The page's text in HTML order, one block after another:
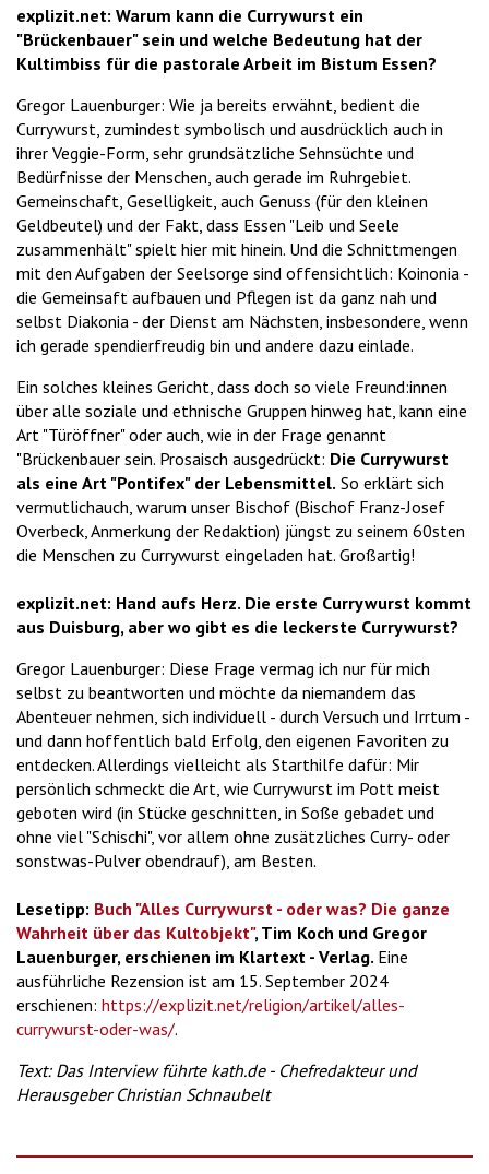
explizit.net: Warum kann die Currywurst ein
"Brückenbauer" sein und welche Bedeutung hat der
Kultimbiss für die pastorale Arbeit im Bistum Essen?
Gregor Lauenburger: Wie ja bereits erwähnt, bedient die
Currywurst, zumindest symbolisch und ausdrücklich auch in
ihrer Veggie-Form, sehr grundsätzliche Sehnsüchte und
Bedürfnisse der Menschen, auch gerade im Ruhrgebiet.
Gemeinschaft, Geselligkeit, auch Genuss (für den kleinen
Geldbeutel) und der Fakt, dass Essen "Leib und Seele
zusammenhält" spielt hier mit hinein. Und die Schnittmengen
mit den Aufgaben der Seelsorge sind offensichtlich: Koinonia -
die Gemeinsaft aufbauen und Pflegen ist da ganz nah und
selbst Diakonia - der Dienst am Nächsten, insbesondere, wenn
ich gerade spendierfreudig bin und andere dazu einlade.
Ein solches kleines Gericht, dass doch so viele Freund:innen
über alle soziale und ethnische Gruppen hinweg hat, kann eine
Art "Türöffner" oder auch, wie in der Frage genannt
"Brückenbauer sein. Prosaisch ausgedrückt: Die Currywurst
als eine Art "Pontifex" der Lebensmittel. So erklärt sich
vermutlichauch, warum unser Bischof (Bischof Franz-Josef
Overbeck, Anmerkung der Redaktion) jüngst zu seinem 60sten
die Menschen zu Currywurst eingeladen hat. Großartig!
explizit.net: Hand aufs Herz. Die erste Currywurst kommt
aus Duisburg, aber wo gibt es die leckerste Currywurst?
Gregor Lauenburger: Diese Frage vermag ich nur für mich
selbst zu beantworten und möchte da niemandem das
Abenteuer nehmen, sich individuell - durch Versuch und Irrtum -
und dann hoffentlich bald Erfolg, den eigenen Favoriten zu
entdecken. Allerdings vielleicht als Starthilfe dafür: Mir
persönlich schmeckt die Art, wie Currywurst im Pott meist
geboten wird (in Stücke geschnitten, in Soße gebadet und
ohne viel "Schischi", vor allem ohne zusätzliches Curry- oder
sonstwas-Pulver obendrauf), am Besten.
Lesetipp: Buch "Alles Currywurst - oder was? Die ganze
Wahrheit über das Kultobjekt", Tim Koch und Gregor
Lauenburger, erschienen im Klartext - Verlag. Eine
ausführliche Rezension ist am 15. September 2024
erschienen: https://explizit.net/religion/artikel/alles-
currywurst-oder-was/.
Text: Das Interview führte kath.de - Chefredakteur und
Herausgeber Christian Schnaubelt